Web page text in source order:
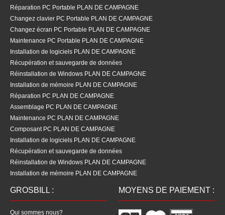
Réparation PC Portable PLAN DE CAMPAGNE
Changez clavier PC Portable PLAN DE CAMPAGNE
Changez écran PC Portable PLAN DE CAMPAGNE
Maintenance PC Portable PLAN DE CAMPAGNE
Installation de logiciels PLAN DE CAMPAGNE
Récupération et sauvegarde de données
Réinstallation de Windows PLAN DE CAMPAGNE
Installation de mémoire PLAN DE CAMPAGNE
Réparation PC PLAN DE CAMPAGNE
Assemblage PC PLAN DE CAMPAGNE
Maintenance PC PLAN DE CAMPAGNE
Composant PC PLAN DE CAMPAGNE
Installation de logiciels PLAN DE CAMPAGNE
Récupération et sauvegarde de données
Réinstallation de Windows PLAN DE CAMPAGNE
Installation de mémoire PLAN DE CAMPAGNE
GROSBILL :
Qui sommes nous?
MOYENS DE PAIEMENT :